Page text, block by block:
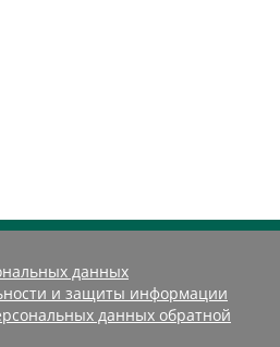
данных
и защиты информации
данных обратной